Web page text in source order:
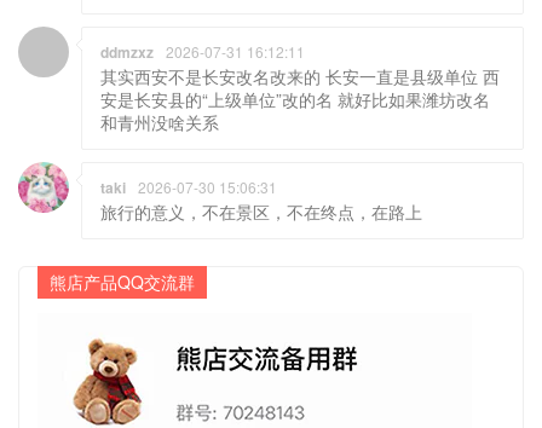
ddmzxz 2026-07-31 16:12:11
其实西安不是长安改名改来的 长安一直是县级单位 西
安是长安县的“上级单位”改的名 就好比如果潍坊改名
和青州没啥关系
taki 2026-07-30 15:06:31
旅行的意义，不在景区，不在终点，在路上
熊店产品QQ交流群